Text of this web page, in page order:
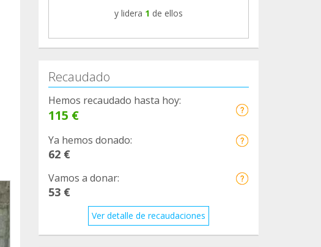
y lidera 1 de ellos
Recaudado
Hemos recaudado hasta hoy:
115 €
Ya hemos donado:
62 €
Vamos a donar:
53 €
Ver detalle de recaudaciones